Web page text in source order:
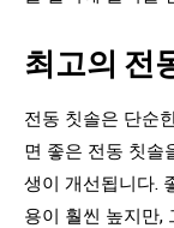
최고의 전
전동 칫솔은 단순
면 좋은 전동 칫솔
생이 개선됩니다.
용이 훨씬 높지만,